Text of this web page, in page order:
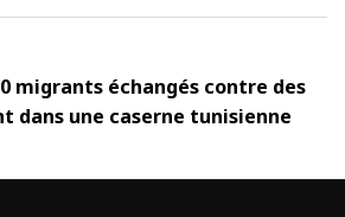
migrants échangés contre des
dans une caserne tunisienne